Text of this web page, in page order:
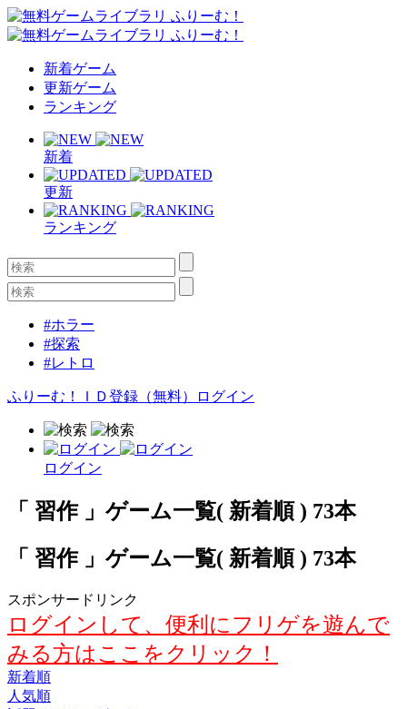
新着ゲーム
更新ゲーム
ランキング
新着
更新
ランキング
#ホラー
#探索
#レトロ
ふりーむ！ＩＤ登録（無料） ログイン
ログイン
「 習作 」ゲーム一覧( 新着順 ) 73本
「 習作 」ゲーム一覧( 新着順 ) 73本
スポンサードリンク
ログインして、便利にフリゲを遊んで
みる方はここをクリック！
新着順
人気順